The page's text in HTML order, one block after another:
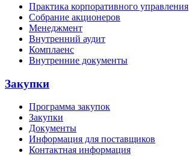
Практика корпоративного управления
Собрание акционеров
Менеджмент
Внутренний аудит
Комплаенс
Внутренние документы
Закупки
Программа закупок
Закупки
Документы
Информация для поставщиков
Контактная информация